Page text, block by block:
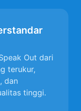
Out dari
terukur,
dan
tinggi.